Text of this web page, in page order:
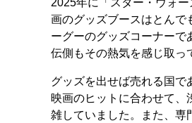
2025年に「スター・ウォ
画のグッズブースはとんで
ーグーのグッズコーナーで
伝側もその熱気を感じ取っ
グッズを出せば売れる国で
映画のヒットに合わせて、
雑していました。また、専